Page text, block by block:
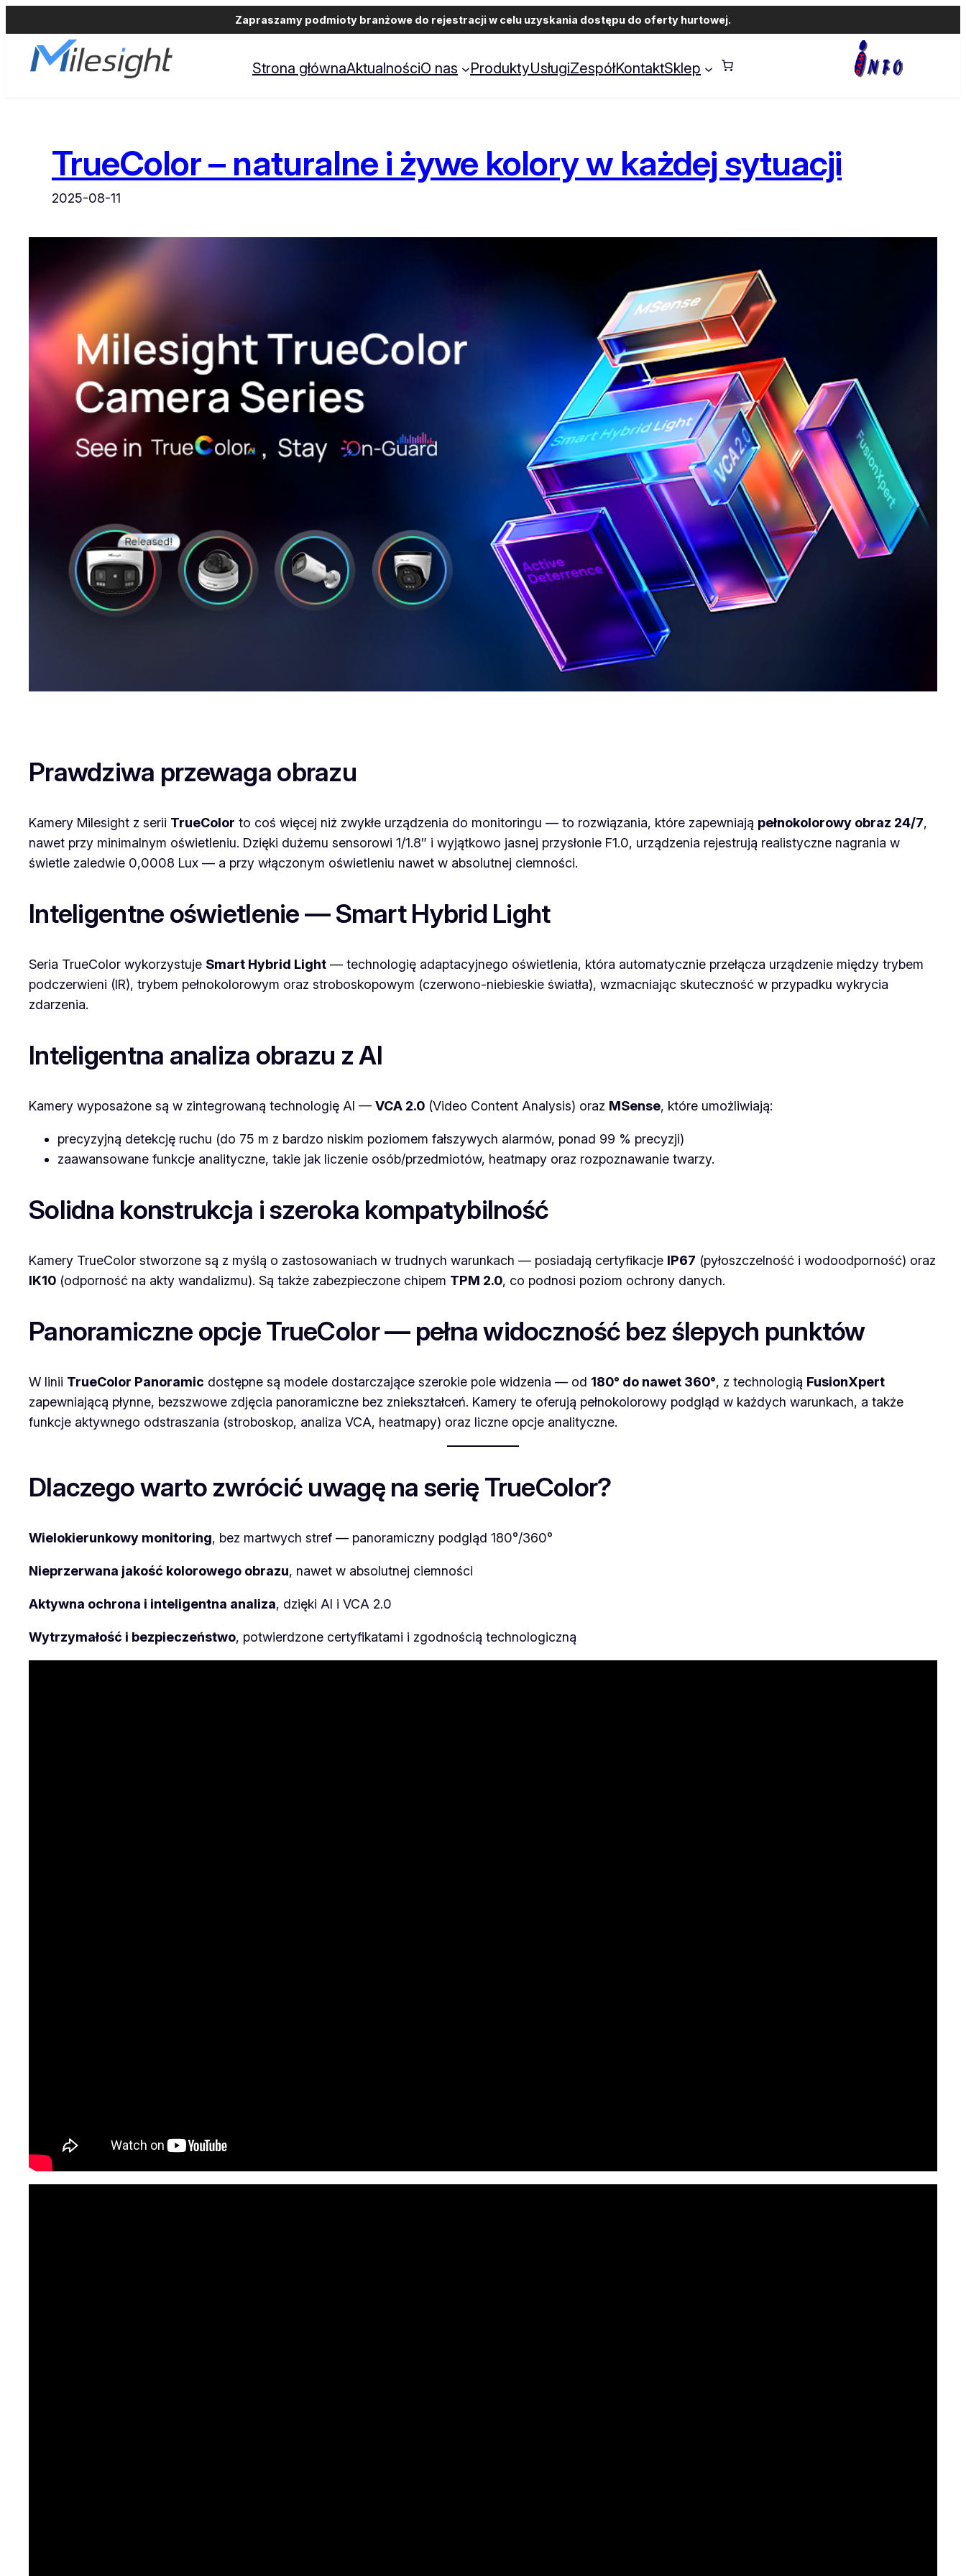
Zapraszamy podmioty branżowe do rejestracji w celu uzyskania dostępu do oferty hurtowej.
Przejdź
Strona głównaAktualnościO nas ProduktyUsługiZespółKontaktSklep
TrueColor – naturalne i żywe kolory w każdej sytuacji
2025-08-11
Prawdziwa przewaga obrazu
Kamery Milesight z serii TrueColor to coś więcej niż zwykłe urządzenia do monitoringu — to rozwiązania, które zapewniają pełnokolorowy obraz 24/7,
nawet przy minimalnym oświetleniu. Dzięki dużemu sensorowi 1/1.8″ i wyjątkowo jasnej przysłonie F1.0, urządzenia rejestrują realistyczne nagrania w
świetle zaledwie 0,0008 Lux — a przy włączonym oświetleniu nawet w absolutnej ciemności.
Inteligentne oświetlenie — Smart Hybrid Light
Seria TrueColor wykorzystuje Smart Hybrid Light — technologię adaptacyjnego oświetlenia, która automatycznie przełącza urządzenie między trybem
podczerwieni (IR), trybem pełnokolorowym oraz stroboskopowym (czerwono-niebieskie światła), wzmacniając skuteczność w przypadku wykrycia
zdarzenia.
Inteligentna analiza obrazu z AI
Kamery wyposażone są w zintegrowaną technologię AI — VCA 2.0 (Video Content Analysis) oraz MSense, które umożliwiają:
precyzyjną detekcję ruchu (do 75 m z bardzo niskim poziomem fałszywych alarmów, ponad 99 % precyzji)
zaawansowane funkcje analityczne, takie jak liczenie osób/przedmiotów, heatmapy oraz rozpoznawanie twarzy.
Solidna konstrukcja i szeroka kompatybilność
Kamery TrueColor stworzone są z myślą o zastosowaniach w trudnych warunkach — posiadają certyfikacje IP67 (pyłoszczelność i wodoodporność) oraz
IK10 (odporność na akty wandalizmu). Są także zabezpieczone chipem TPM 2.0, co podnosi poziom ochrony danych.
Panoramiczne opcje TrueColor — pełna widoczność bez ślepych punktów
W linii TrueColor Panoramic dostępne są modele dostarczające szerokie pole widzenia — od 180° do nawet 360°, z technologią FusionXpert
zapewniającą płynne, bezszwowe zdjęcia panoramiczne bez zniekształceń. Kamery te oferują pełnokolorowy podgląd w każdych warunkach, a także
funkcje aktywnego odstraszania (stroboskop, analiza VCA, heatmapy) oraz liczne opcje analityczne.
Dlaczego warto zwrócić uwagę na serię TrueColor?
Wielokierunkowy monitoring, bez martwych stref — panoramiczny podgląd 180°/360°
Nieprzerwana jakość kolorowego obrazu, nawet w absolutnej ciemności
Aktywna ochrona i inteligentna analiza, dzięki AI i VCA 2.0
Wytrzymałość i bezpieczeństwo, potwierdzone certyfikatami i zgodnością technologiczną